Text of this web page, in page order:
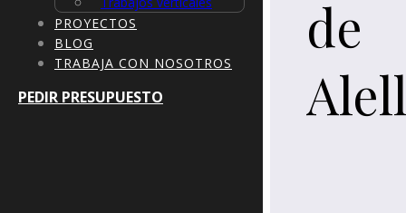
PROYECTOS
BLOG
TRABAJA CON NOSOTROS
PEDIR PRESUPUESTO
de